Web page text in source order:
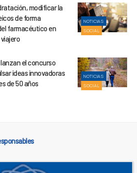
NOTICIAS
SOCIAL
modificar la
de forma
farmacéutico en
NOTICIAS
SOCIAL
el concurso
ideas innovadoras
de 50 años